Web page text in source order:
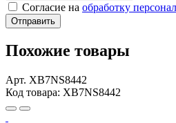
Согласие на обработку
Отправить
Похожие товары
Арт. XB7NS8442
Код товара: XB7NS8442